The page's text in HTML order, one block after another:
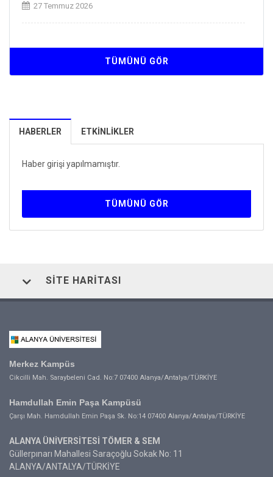
27 Temmuz 2026
TÜMÜNÜ GÖR
HABERLER ETKINLIKLER
Haber girişi yapılmamıştır.
TÜMÜNÜ GÖR
SITE HARITASI
Merkez Kampüs
Cikcilli Mah. Saraybeleni Cad. No:7 07400 Alanya/Antalya/TÜRKİYE
Hamdullah Emin Paşa Kampüsü
Çarşı Mah. Hamdullah Emin Paşa Sk. No:14 07400 Alanya/Antalya/TÜRKİYE
ALANYA ÜNİVERSİTESİ TÖMER & SEM
Güllerpınarı Mahallesi Saraçoğlu Sokak No: 11
ALANYA/ANTALYA/TÜRKİYE